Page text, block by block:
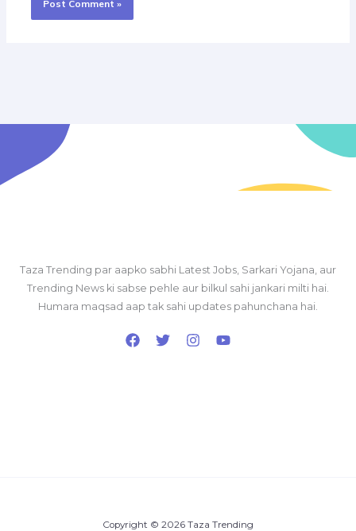
Taza Trending par aapko sabhi Latest Jobs, Sarkari Yojana, aur
Trending News ki sabse pehle aur bilkul sahi jankari milti hai.
Humara maqsad aap tak sahi updates pahunchana hai.
Copyright © 2026 Taza Trending